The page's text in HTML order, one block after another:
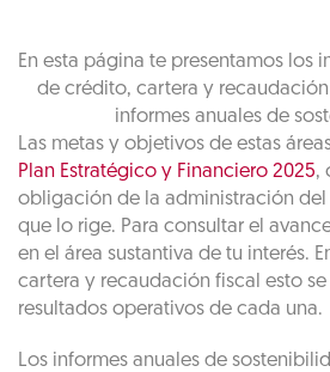
En esta página te presentamos los
de crédito, cartera y
informes anuales de
Las metas y objetivos de estas
Plan Estratégico y Financiero 2025,
obligación de la administración
que lo rige. Para consultar el
en el área sustantiva de tu interés.
cartera y recaudación fiscal esto
resultados operativos de cada una.
Los informes anuales de